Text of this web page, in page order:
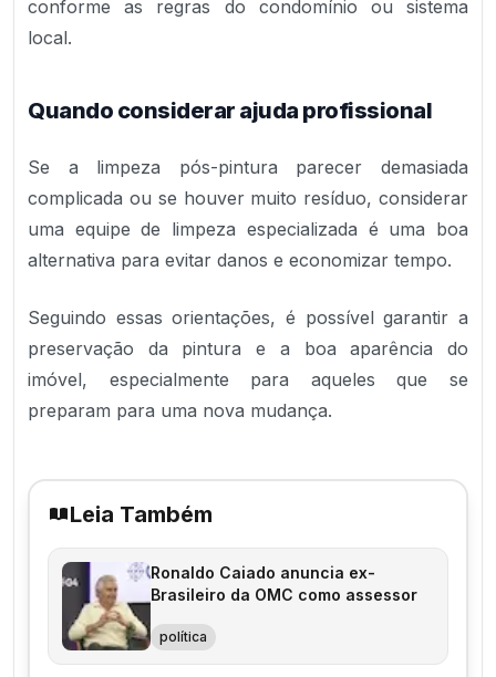
conforme as regras do condomínio ou sistema
local.
Quando considerar ajuda profissional
Se a limpeza pós-pintura parecer demasiada
complicada ou se houver muito resíduo, considerar
uma equipe de limpeza especializada é uma boa
alternativa para evitar danos e economizar tempo.
Seguindo essas orientações, é possível garantir a
preservação da pintura e a boa aparência do
imóvel, especialmente para aqueles que se
preparam para uma nova mudança.
Leia Também
Ronaldo Caiado anuncia ex-
Brasileiro da OMC como assessor
política